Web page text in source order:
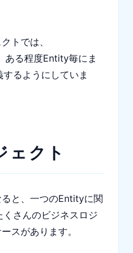
トでは、
ある程度Entity毎にま
るようにしていま
ェクト
と、一つのEntityに関
さんのビジネスロジ
スがあります。